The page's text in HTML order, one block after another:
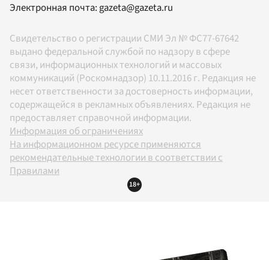
Электронная почта:gazeta@gazeta.ru
Свидетельство о регистрации СМИ Эл № ФС77-67642
выдано федеральной службой по надзору в сфере
связи, информационных технологий и массовых
коммуникаций (Роскомнадзор) 10.11.2016 г. Редакция не
несет ответственности за достоверность информации,
содержащейся в рекламных объявлениях. Редакция не
предоставляет справочной информации.
Информация об ограничениях
На информационном ресурсе применяются
рекомендательные технологии в соответствии с
Правилами
18+